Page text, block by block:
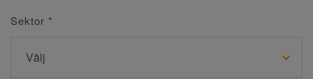
Sektor *